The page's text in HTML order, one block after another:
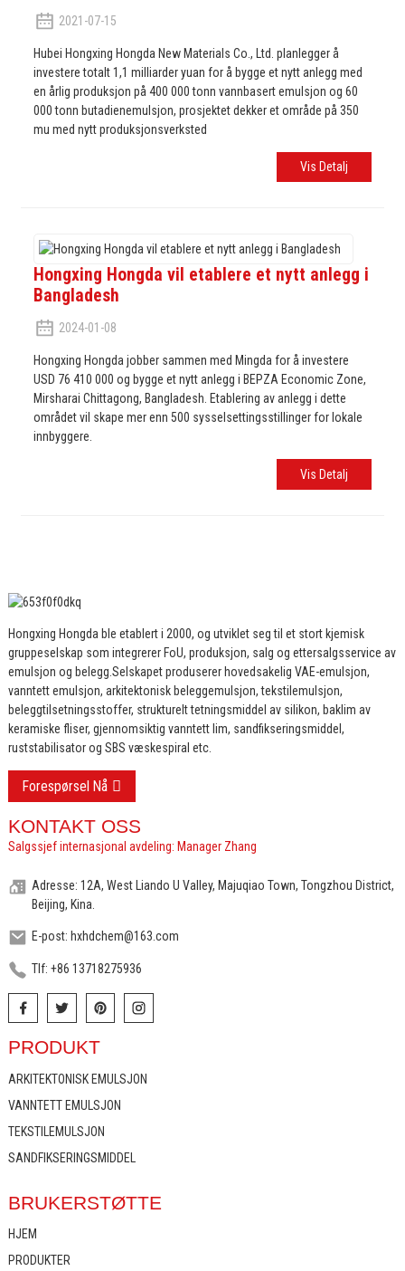
2021-07-15
Hubei Hongxing Hongda New Materials Co., Ltd. planlegger å
investere totalt 1,1 milliarder yuan for å bygge et nytt anlegg med
en årlig produksjon på 400 000 tonn vannbasert emulsjon og 60
000 tonn butadienemulsjon, prosjektet dekker et område på 350
mu med nytt produksjonsverksted
Vis Detalj
Hongxing Hongda vil etablere et nytt anlegg i
Bangladesh
2024-01-08
Hongxing Hongda jobber sammen med Mingda for å investere
USD 76 410 000 og bygge et nytt anlegg i BEPZA Economic Zone,
Mirsharai Chittagong, Bangladesh. Etablering av anlegg i dette
området vil skape mer enn 500 sysselsettingsstillinger for lokale
innbyggere.
Vis Detalj
Hongxing Hongda ble etablert i 2000, og utviklet seg til et stort kjemisk
gruppeselskap som integrerer FoU, produksjon, salg og ettersalgsservice av
emulsjon og belegg. Selskapet produserer hovedsakelig VAE-emulsjon,
vanntett emulsjon, arkitektonisk beleggemulsjon, tekstilemulsjon,
beleggtilsetningsstoffer, strukturelt tetningsmiddel av silikon, baklim av
keramiske fliser, gjennomsiktig vanntett lim, sandfikseringsmiddel,
ruststabilisator og SBS væskespiral etc.
Forespørsel Nå
KONTAKT OSS
Salgssjef internasjonal avdeling: Manager Zhang
Adresse: 12A, West Liando U Valley, Majuqiao Town, Tongzhou District,
Beijing, Kina.
E-post: hxhdchem@163.com
Tlf: +86 13718275936
PRODUKT
ARKITEKTONISK EMULSJON
VANNTETT EMULSJON
TEKSTILEMULSJON
SANDFIKSERINGSMIDDEL
BRUKERSTØTTE
HJEM
PRODUKTER